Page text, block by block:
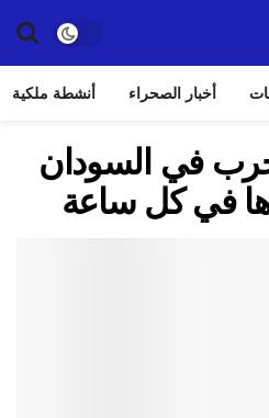
أخبار الصحراء أنشطة ملكية
في السودان
في كل ساعة